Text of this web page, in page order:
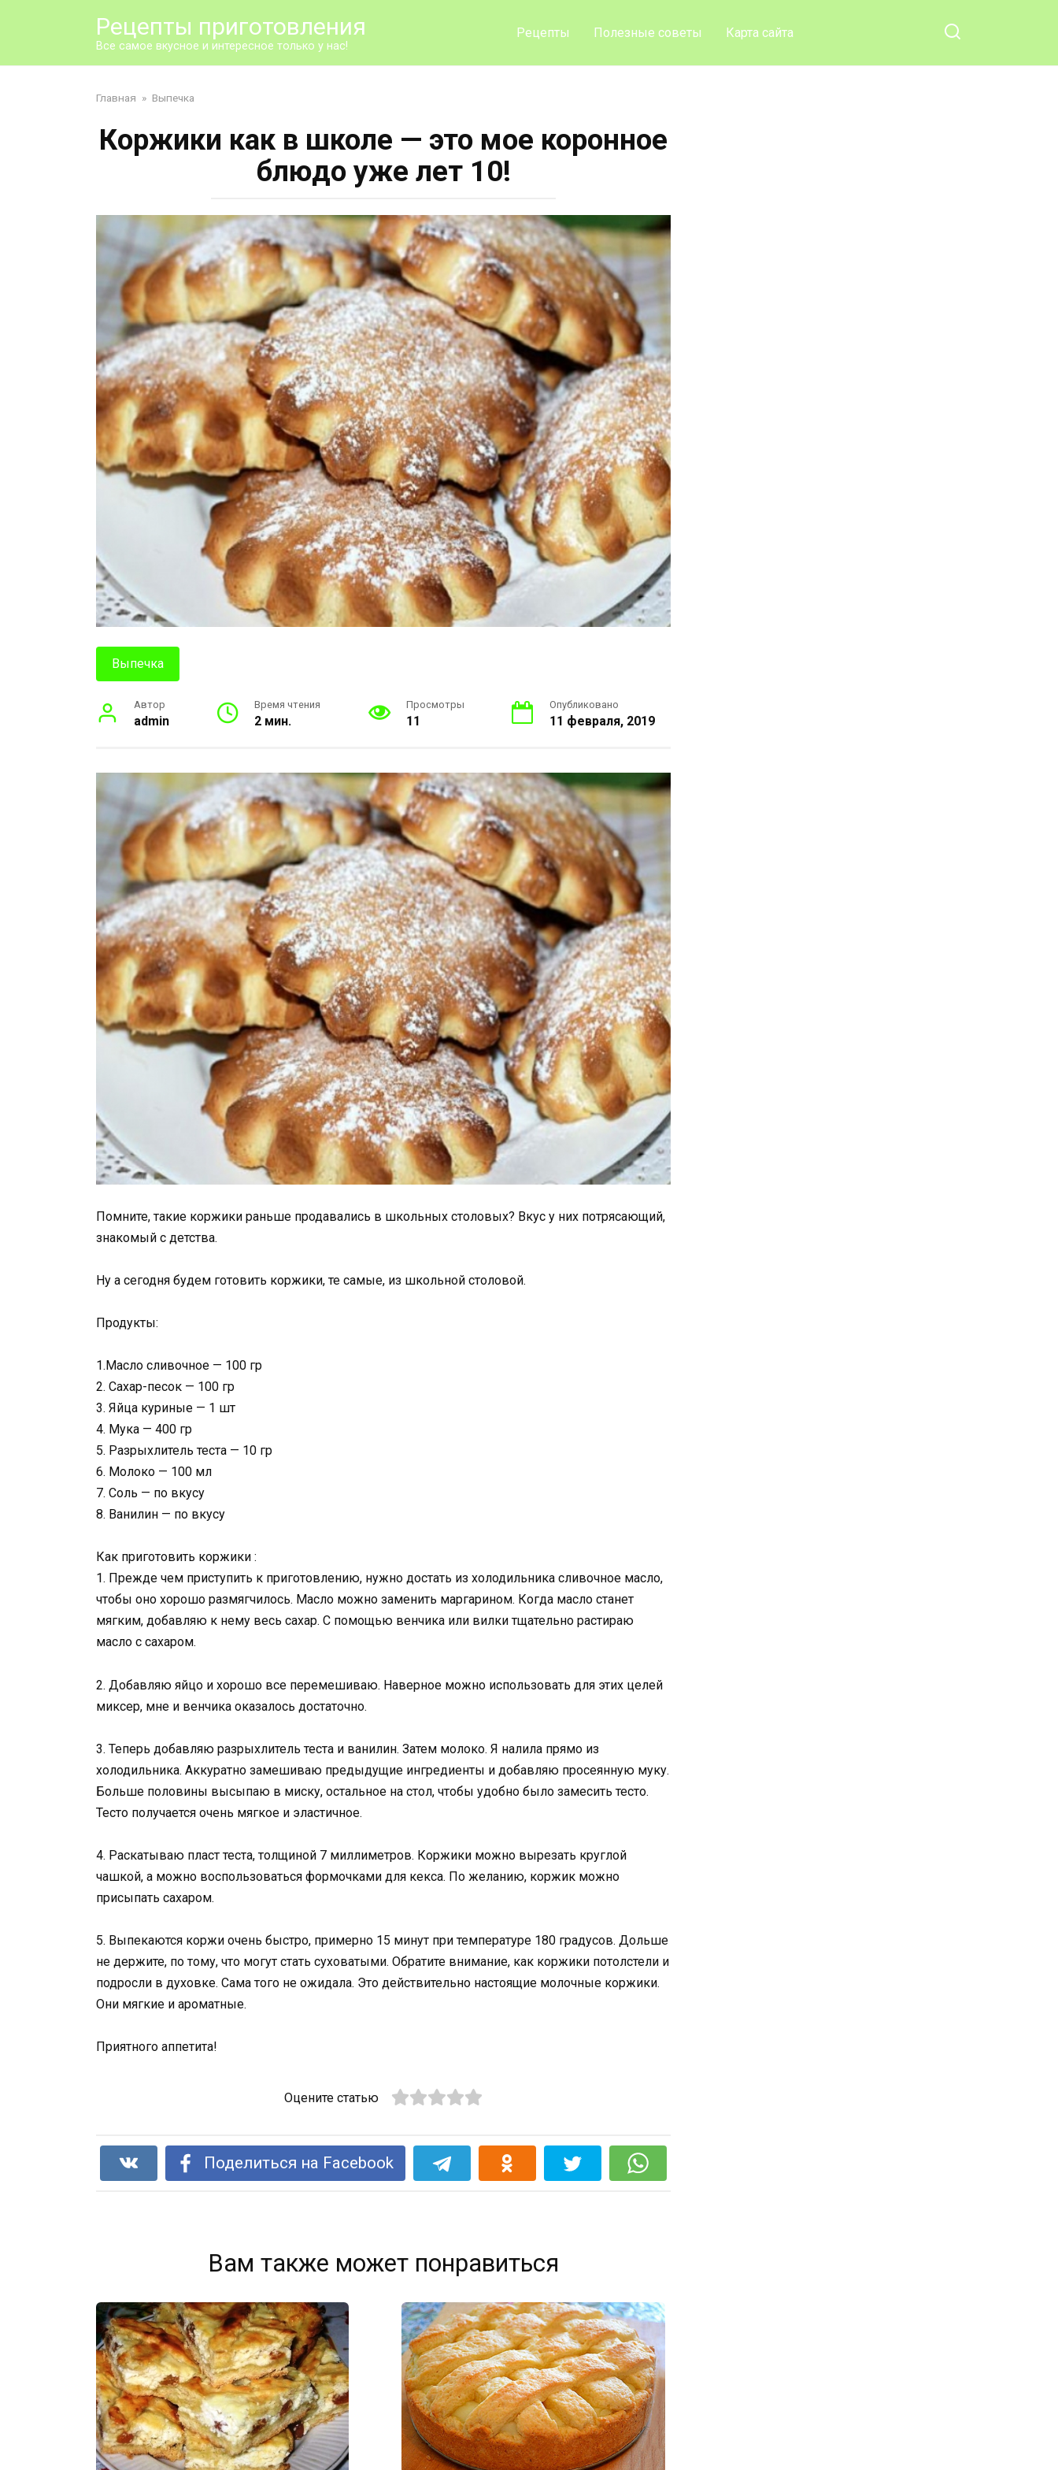
Рецепты приготовления
Все самое вкусное и интересное только у нас!
Рецепты Полезные советы Карта сайта
Главная » Выпечка
Коржики как в школе — это мое коронное
блюдо уже лет 10!
Выпечка
Автор
admin
Время чтения
2 мин.
Просмотры
11
Опубликовано
11 февраля, 2019
Помните, такие коржики раньше продавались в школьных столовых? Вкус у них потрясающий,
знакомый с детства.
Ну а сегодня будем готовить коржики, те самые, из школьной столовой.
Продукты:
1.Масло сливочное — 100 гр
2. Сахар-песок — 100 гр
3. Яйца куриные — 1 шт
4. Мука — 400 гр
5. Разрыхлитель теста — 10 гр
6. Молоко — 100 мл
7. Соль — по вкусу
8. Ванилин — по вкусу
Как приготовить коржики :
1. Прежде чем приступить к приготовлению, нужно достать из холодильника сливочное масло,
чтобы оно хорошо размягчилось. Масло можно заменить маргарином. Когда масло станет
мягким, добавляю к нему весь сахар. С помощью венчика или вилки тщательно растираю
масло с сахаром.
2. Добавляю яйцо и хорошо все перемешиваю. Наверное можно использовать для этих целей
миксер, мне и венчика оказалось достаточно.
3. Теперь добавляю разрыхлитель теста и ванилин. Затем молоко. Я налила прямо из
холодильника. Аккуратно замешиваю предыдущие ингредиенты и добавляю просеянную муку.
Больше половины высыпаю в миску, остальное на стол, чтобы удобно было замесить тесто.
Тесто получается очень мягкое и эластичное.
4. Раскатываю пласт теста, толщиной 7 миллиметров. Коржики можно вырезать круглой
чашкой, а можно воспользоваться формочками для кекса. По желанию, коржик можно
присыпать сахаром.
5. Выпекаются коржи очень быстро, примерно 15 минут при температуре 180 градусов. Дольше
не держите, по тому, что могут стать суховатыми. Обратите внимание, как коржики потолстели и
подросли в духовке. Сама того не ожидала. Это действительно настоящие молочные коржики.
Они мягкие и ароматные.
Приятного аппетита!
Оцените статью
Поделиться на Facebook
Вам также может понравиться